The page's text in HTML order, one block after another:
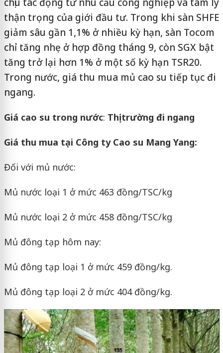
thận trọng của giới đầu tư. Trong khi sàn SHFE
giảm sâu gần 1,1% ở nhiều kỳ hạn, sàn Tocom
chỉ tăng nhẹ ở hợp đồng tháng 9, còn SGX bật
tăng trở lại hơn 1% ở một số kỳ hạn TSR20.
Trong nước, giá thu mua mủ cao su tiếp tục đi
ngang.
Giá cao su trong nước: Thị trường đi ngang
Giá thu mua tại Công ty Cao su Mang Yang:
Đối với mủ nước:
Mủ nước loại 1 ở mức 463 đồng/TSC/kg
Mủ nước loại 2 ở mức 458 đồng/TSC/kg
Mủ đông tạp hôm nay:
Mủ đông tạp loại 1 ở mức 459 đồng/kg.
Mủ đông tạp loại 2 ở mức 404 đồng/kg.